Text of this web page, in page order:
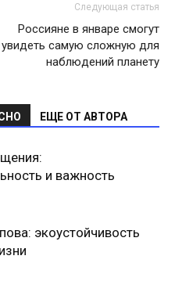
Следующая статья
Россияне в январе смогут
увидеть самую сложную для
наблюдений планету
ЕЩЕ ОТ АВТОРА
и важность
экоустойчивость